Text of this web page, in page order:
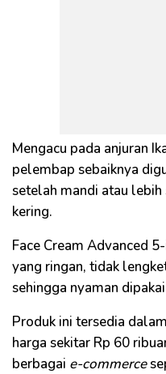
Mengacu pada anjuran
pelembap sebaiknya
setelah mandi atau lebih
kering.
Face Cream Advanced
yang ringan, tidak
sehingga nyaman
Produk ini tersedia
harga sekitar Rp 60
berbagai e-commerce